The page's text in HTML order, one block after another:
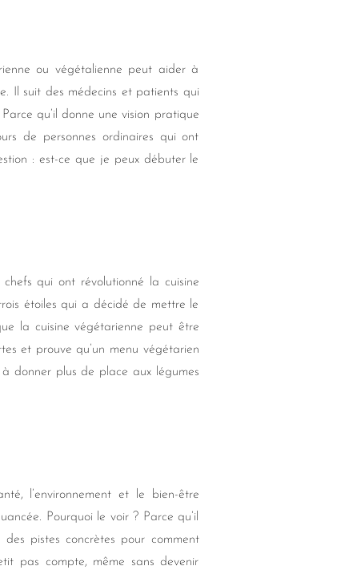
ou végétalienne peut aider à
Il suit des médecins et patients qui
qu’il donne une vision pratique
de personnes ordinaires qui ont
: est-ce que je peux débuter le
qui ont révolutionné la cuisine
étoiles qui a décidé de mettre le
la cuisine végétarienne peut être
et prouve qu’un menu végétarien
donner plus de place aux légumes
l’environnement et le bien-être
Pourquoi le voir ? Parce qu’il
pistes concrètes pour comment
pas compte, même sans devenir